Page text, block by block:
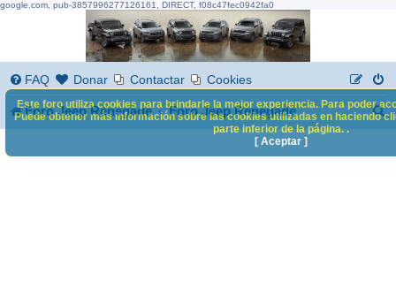
google.com, pub-3857996277126161, DIRECT, f08c47fec0942fa0
FAQ Donar Contactar Cookies
Foro Jeep Renegade Foro Jeep Renegade
B
s
Este foro utiliza cookies para brindarle la mejor experiencia. Para poder
Puede obtener más información sobre las cookies utilizadas en haciendo
parte inferior de la página. .
[ Aceptar ]